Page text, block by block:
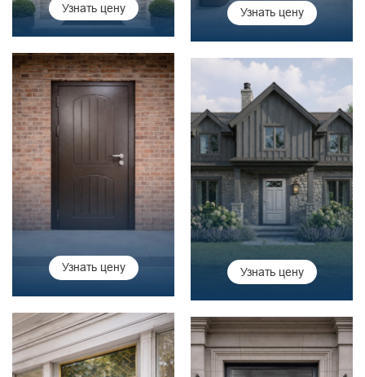
Узнать цену
Узнать цену
Узнать цену Узнать цену